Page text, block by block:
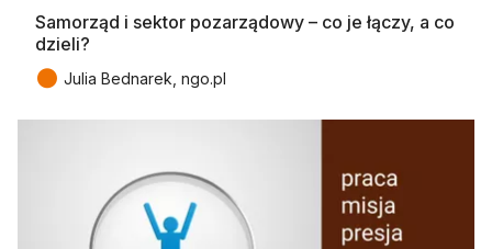
Samorząd i sektor pozarządowy – co je łączy, a co
dzieli?
● Julia Bednarek, ngo.pl